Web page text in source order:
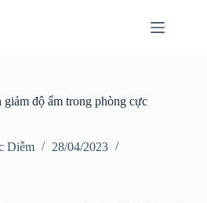
độ ẩm trong phòng cực
Diễm
28/04/2023